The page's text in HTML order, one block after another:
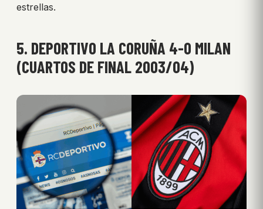
estrellas.
5. DEPORTIVO LA CORUÑA 4-0 MILAN
(CUARTOS DE FINAL 2003/04)